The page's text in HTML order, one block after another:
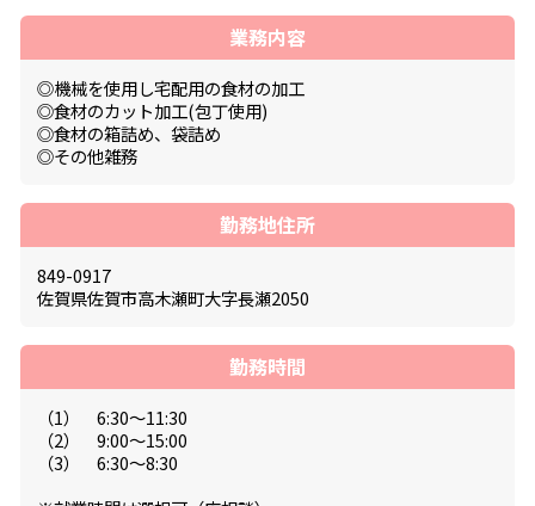
業務内容
◎機械を使用し宅配用の食材の加工
◎食材のカット加工(包丁使用)
◎食材の箱詰め、袋詰め
◎その他雑務
勤務地住所
849-0917
佐賀県佐賀市高木瀬町大字長瀬2050
勤務時間
（1） 6:30～11:30
（2） 9:00～15:00
（3） 6:30～8:30